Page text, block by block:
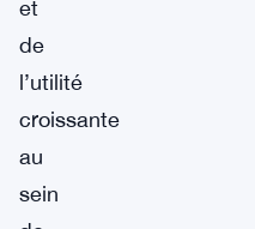
et
de
l’utilité
croissante
au
sein